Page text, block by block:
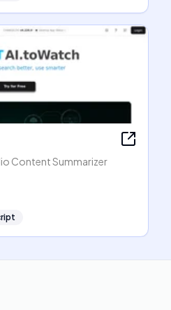
Content Summarizer